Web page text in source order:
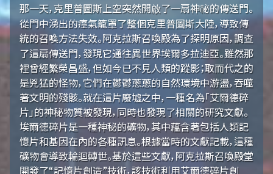
那一天，克里普圖斯上空突然開啟了一扇神祕的傳送門。
從門中湧出的瘴氣籠罩了整個克里普圖斯大陸，導致傳
統的召喚方法失效。阿克拉斯召喚殿為了探明原因，調查
了這扇傳送門，發現它通往異世界埃爾多拉迪亞。雖然那
裡曾經繁榮昌盛，但如今已不見人類的蹤影；取而代之的
是兇猛的怪物，它們在鬱鬱蔥蔥的自然環境中游盪，吞噬
著文明的殘骸。就在這片廢墟之中，一種名為「艾爾德碎
片」的神秘物質被發現，同時也發現了相關的研究文獻。
埃爾德碎片是一種神秘的礦物，其中蘊含著包括人類記
憶片和基因在內的各種訊息。根據當時的文獻記載，這種
礦物會導致輪迴轉世。基於這些文獻，阿克拉斯召喚殿堂
開發了“記憶片創造”技術，該技術利用艾爾德碎片創